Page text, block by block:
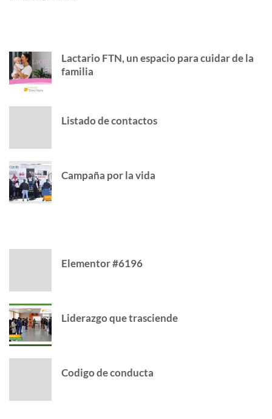
Lactario FTN, un espacio para cuidar de la
familia
Listado de contactos
Campaña por la vida
Elementor #6196
Liderazgo que trasciende
Codigo de conducta